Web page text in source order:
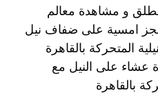
الطلق و مشاهدة معالم
بحجز امسية على ضفاف نيل
المتحركة بالقاهرة
عشاء على النيل مع
بالقاهرة